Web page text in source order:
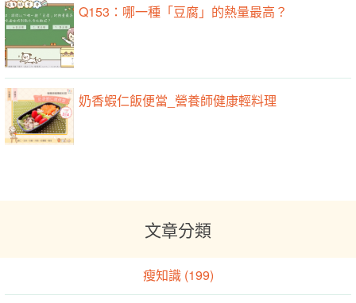
Q153：哪一種「豆腐」的熱量最高？
奶香蝦仁飯便當_營養師健康輕料理
文章分類
瘦知識 (199)